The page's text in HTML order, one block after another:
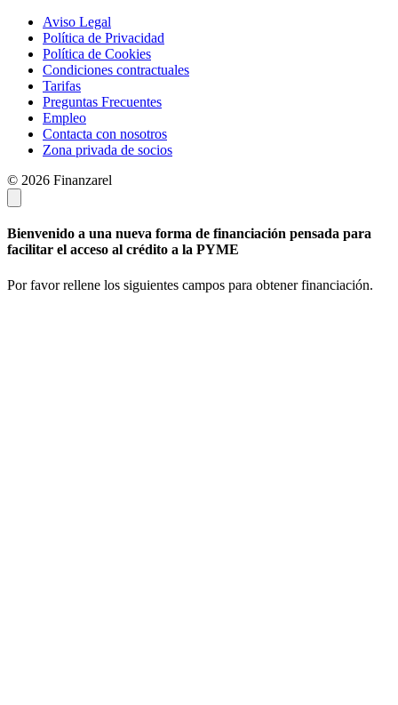
Aviso Legal
Política de Privacidad
Política de Cookies
Condiciones contractuales
Tarifas
Preguntas Frecuentes
Empleo
Contacta con nosotros
Zona privada de socios
© 2026 Finanzarel
Bienvenido a una nueva forma de financiación pensada para
facilitar el acceso al crédito a la PYME
Por favor rellene los siguientes campos para obtener financiación.